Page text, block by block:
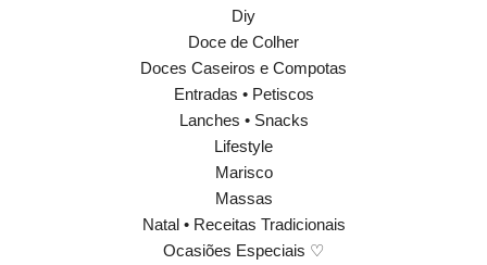
Diy
Doce de Colher
Doces Caseiros e Compotas
Entradas • Petiscos
Lanches • Snacks
Lifestyle
Marisco
Massas
Natal • Receitas Tradicionais
Ocasiões Especiais ♡